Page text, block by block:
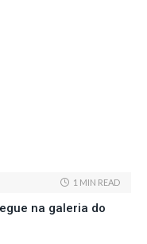
1 MIN READ
na galeria do